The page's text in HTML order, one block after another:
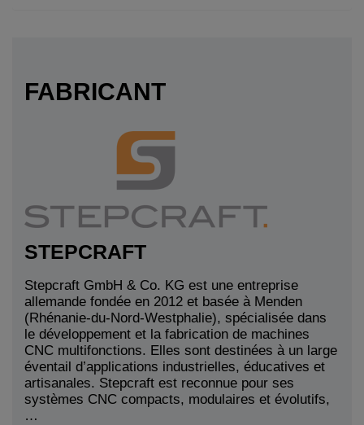
FABRICANT
STEPCRAFT
Stepcraft GmbH & Co. KG est une entreprise
allemande fondée en 2012 et basée à Menden
(Rhénanie-du-Nord-Westphalie), spécialisée dans
le développement et la fabrication de machines
CNC multifonctions. Elles sont destinées à un large
éventail d’applications industrielles, éducatives et
artisanales. Stepcraft est reconnue pour ses
systèmes CNC compacts, modulaires et évolutifs,
…